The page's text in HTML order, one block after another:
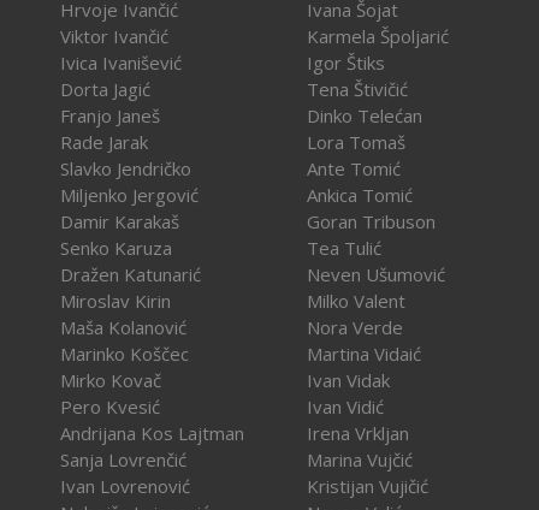
Hrvoje Ivančić
Viktor Ivančić
Ivica Ivanišević
Dorta Jagić
Franjo Janeš
Rade Jarak
Slavko Jendričko
Miljenko Jergović
Damir Karakaš
Senko Karuza
Dražen Katunarić
Miroslav Kirin
Maša Kolanović
Marinko Koščec
Mirko Kovač
Pero Kvesić
Andrijana Kos Lajtman
Sanja Lovrenčić
Ivan Lovrenović
Ivana Šojat
Karmela Špoljarić
Igor Štiks
Tena Štivičić
Dinko Telećan
Lora Tomaš
Ante Tomić
Ankica Tomić
Goran Tribuson
Tea Tulić
Neven Ušumović
Milko Valent
Nora Verde
Martina Vidaić
Ivan Vidak
Ivan Vidić
Irena Vrkljan
Marina Vujčić
Kristijan Vujičić